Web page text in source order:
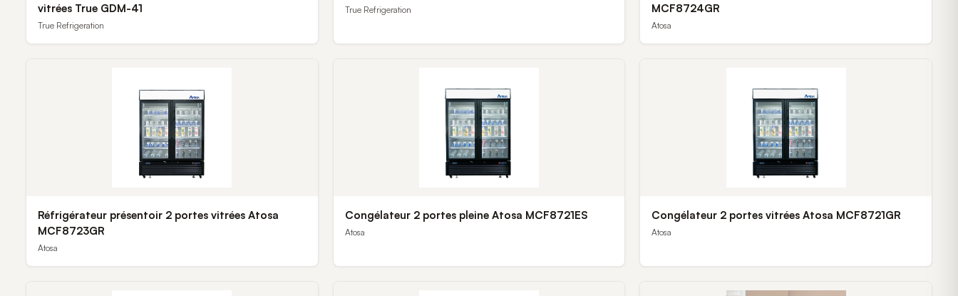
vitrées True GDM-41
True Refrigeration
True Refrigeration
MCF8724GR
Atosa
Réfrigérateur présentoir 2 portes vitrées Atosa
MCF8723GR
Atosa
Congélateur 2 portes pleine Atosa MCF8721ES
Atosa
Congélateur 2 portes vitrées Atosa MCF8721GR
Atosa